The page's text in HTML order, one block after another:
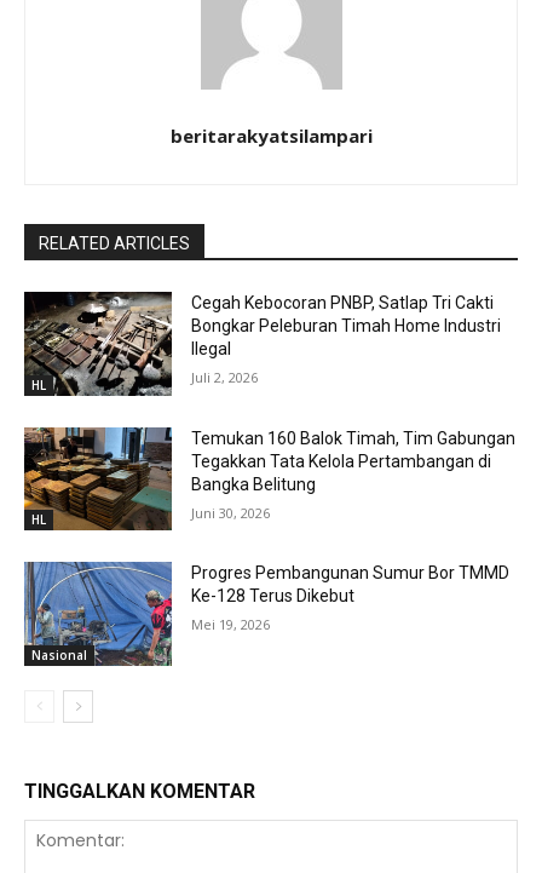
beritarakyatsilampari
RELATED ARTICLES
HL
Cegah Kebocoran PNBP, Satlap Tri Cakti
Bongkar Peleburan Timah Home Industri
Ilegal
Juli 2, 2026
HL
Temukan 160 Balok Timah, Tim Gabungan
Tegakkan Tata Kelola Pertambangan di
Bangka Belitung
Juni 30, 2026
Nasional
Progres Pembangunan Sumur Bor TMMD
Ke-128 Terus Dikebut
Mei 19, 2026
TINGGALKAN KOMENTAR